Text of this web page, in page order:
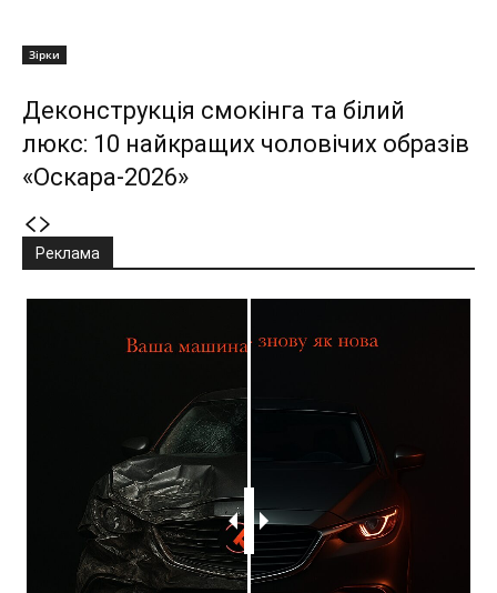
Зірки
Деконструкція смокінга та білий
люкс: 10 найкращих чоловічих образів
«Оскара-2026»
Реклама